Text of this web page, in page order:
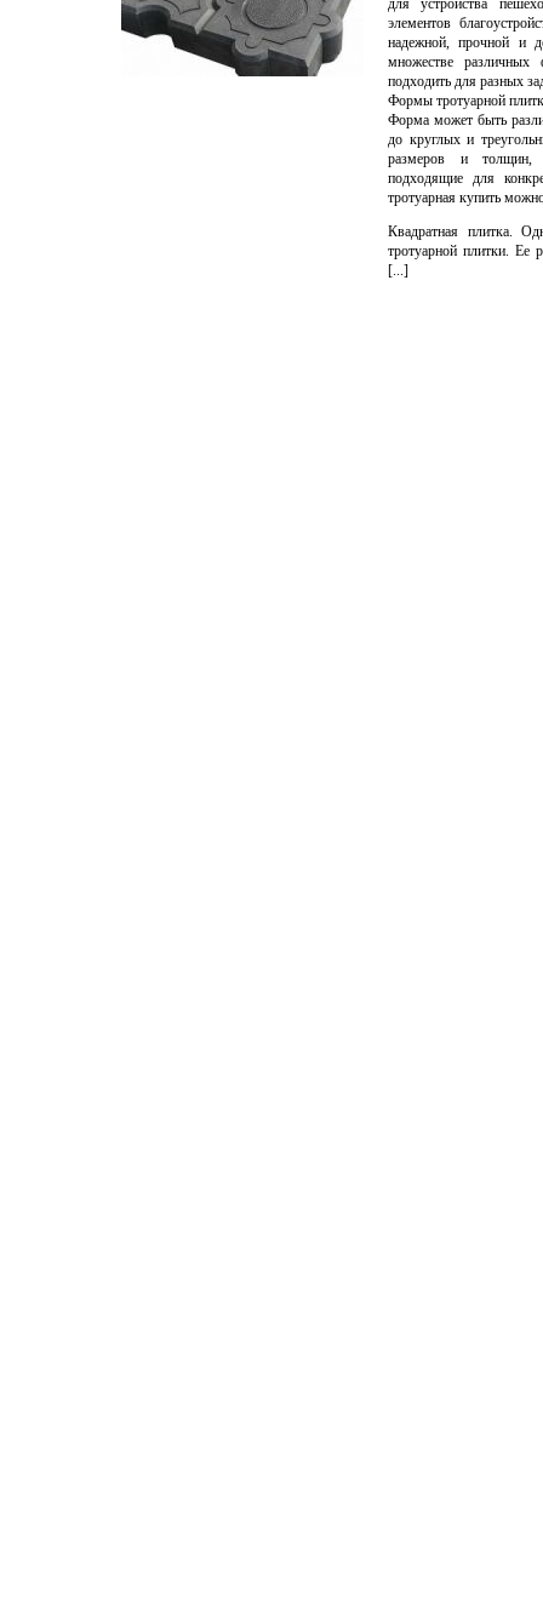
для устройства
элементов
надежной, прочной и
множестве
подходить для разных
Формы тротуарной
Форма может быть
до круглых и
размеров и толщин,
подходящие для
тротуарная купить
Квадратная плитка.
тротуарной плитки. Ее
[...]